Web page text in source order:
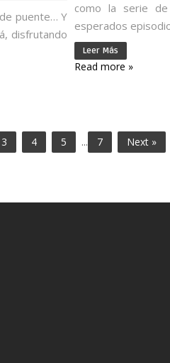
puente… Y
disfrutando
como la serie
esperados
Leer Más
Read more »
3 4 5 ... 7 Next »